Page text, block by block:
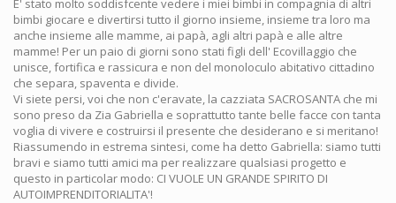
bimbi giocare e divertirsi tutto il giorno insieme, insieme tra loro ma
anche insieme alle mamme, ai papà, agli altri papà e alle altre
mamme! Per un paio di giorni sono stati figli dell' Ecovillaggio che
unisce, fortifica e rassicura e non del monoloculo abitativo cittadino
che separa, spaventa e divide.
Vi siete persi, voi che non c'eravate, la cazziata SACROSANTA che mi
sono preso da Zia Gabriella e soprattutto tante belle facce con tanta
voglia di vivere e costruirsi il presente che desiderano e si meritano!
Riassumendo in estrema sintesi, come ha detto Gabriella: siamo tutti
bravi e siamo tutti amici ma per realizzare qualsiasi progetto e
questo in particolar modo: CI VUOLE UN GRANDE SPIRITO DI
AUTOIMPRENDITORIALITA'!